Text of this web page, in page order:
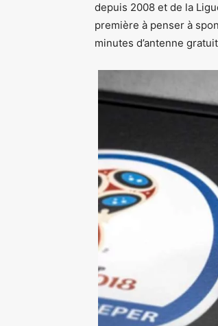
depuis 2008 et de la
première à penser à
minutes d’antenne